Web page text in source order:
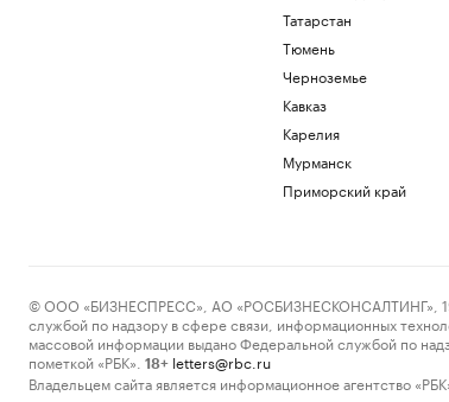
физического ИИ стало трендом для
Два мирных жителя погибли после атак
Татарстан
Тюмень
Черноземье
Кавказ
Карелия
Мурманск
Приморский край
© ООО «БИЗНЕСПРЕСС», АО «РОСБИЗНЕСКОНСАЛТИНГ»,
службой по надзору в сфере связи, информационных
массовой информации выдано Федеральной службой по
пометкой «РБК».
18+ letters@rbc.ru
Владельцем сайта является информационное агентство